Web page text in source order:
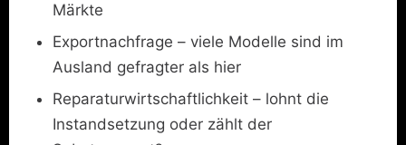
Märkte
Exportnachfrage – viele Modelle sind im
Ausland gefragter als hier
Reparaturwirtschaftlichkeit – lohnt die
Instandsetzung oder zählt der